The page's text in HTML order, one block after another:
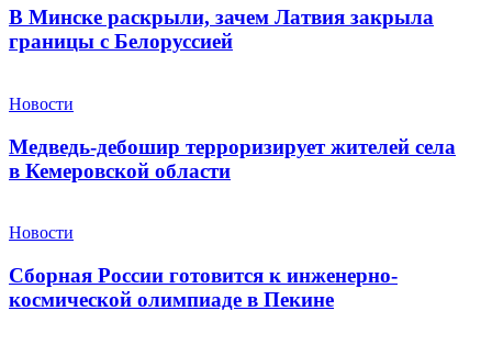
В Минске раскрыли, зачем Латвия закрыла
границы с Белоруссией
Новости
Медведь-дебошир терроризирует жителей села
в Кемеровской области
Новости
Сборная России готовится к инженерно-
космической олимпиаде в Пекине